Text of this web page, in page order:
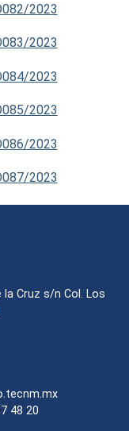
2023
2023
2023
2023
2023
2023
la Cruz s/n Col. Los
48 20